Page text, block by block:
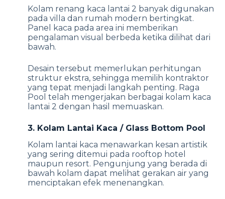
Kolam renang kaca lantai 2 banyak digunakan
pada villa dan rumah modern bertingkat.
Panel kaca pada area ini memberikan
pengalaman visual berbeda ketika dilihat dari
bawah.
Desain tersebut memerlukan perhitungan
struktur ekstra, sehingga memilih kontraktor
yang tepat menjadi langkah penting. Raga
Pool telah mengerjakan berbagai kolam kaca
lantai 2 dengan hasil memuaskan.
3. Kolam Lantai Kaca / Glass Bottom Pool
Kolam lantai kaca menawarkan kesan artistik
yang sering ditemui pada rooftop hotel
maupun resort. Pengunjung yang berada di
bawah kolam dapat melihat gerakan air yang
menciptakan efek menenangkan.